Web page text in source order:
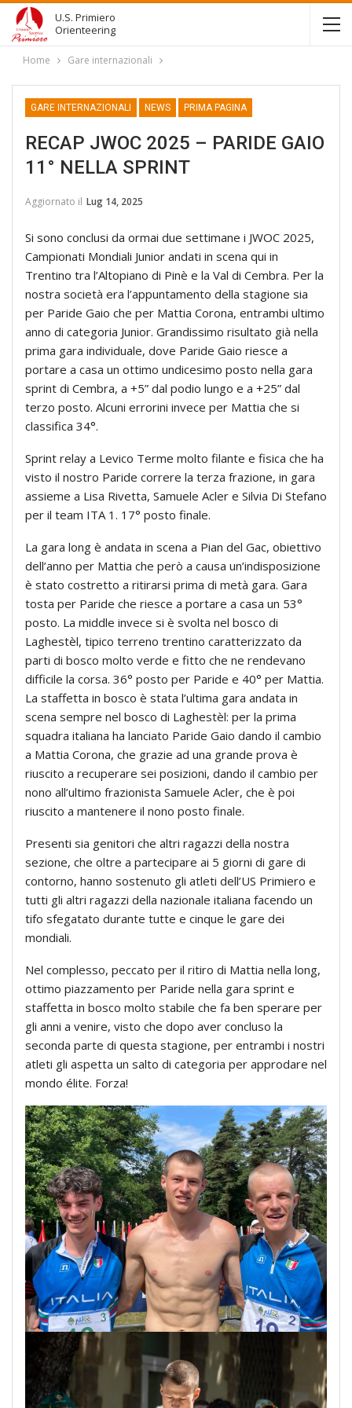
U.S. Primiero
Orienteering
Home Gare internazionali
GARE INTERNAZIONALI NEWS PRIMA PAGINA
RECAP JWOC 2025 – PARIDE GAIO
11° NELLA SPRINT
Aggiornato il Lug 14, 2025
Si sono conclusi da ormai due settimane i JWOC 2025,
Campionati Mondiali Junior andati in scena qui in
Trentino tra l’Altopiano di Pinè e la Val di Cembra. Per la
nostra società era l’appuntamento della stagione sia
per Paride Gaio che per Mattia Corona, entrambi ultimo
anno di categoria Junior. Grandissimo risultato già nella
prima gara individuale, dove Paride Gaio riesce a
portare a casa un ottimo undicesimo posto nella gara
sprint di Cembra, a +5” dal podio lungo e a +25” dal
terzo posto. Alcuni errorini invece per Mattia che si
classifica 34°.
Sprint relay a Levico Terme molto filante e fisica che ha
visto il nostro Paride correre la terza frazione, in gara
assieme a Lisa Rivetta, Samuele Acler e Silvia Di Stefano
per il team ITA 1. 17° posto finale.
La gara long è andata in scena a Pian del Gac, obiettivo
dell’anno per Mattia che però a causa un’indisposizione
è stato costretto a ritirarsi prima di metà gara. Gara
tosta per Paride che riesce a portare a casa un 53°
posto. La middle invece si è svolta nel bosco di
Laghestèl, tipico terreno trentino caratterizzato da
parti di bosco molto verde e fitto che ne rendevano
difficile la corsa. 36° posto per Paride e 40° per Mattia.
La staffetta in bosco è stata l’ultima gara andata in
scena sempre nel bosco di Laghestèl: per la prima
squadra italiana ha lanciato Paride Gaio dando il cambio
a Mattia Corona, che grazie ad una grande prova è
riuscito a recuperare sei posizioni, dando il cambio per
nono all’ultimo frazionista Samuele Acler, che è poi
riuscito a mantenere il nono posto finale.
Presenti sia genitori che altri ragazzi della nostra
sezione, che oltre a partecipare ai 5 giorni di gare di
contorno, hanno sostenuto gli atleti dell’US Primiero e
tutti gli altri ragazzi della nazionale italiana facendo un
tifo sfegatato durante tutte e cinque le gare dei
mondiali.
Nel complesso, peccato per il ritiro di Mattia nella long,
ottimo piazzamento per Paride nella gara sprint e
staffetta in bosco molto stabile che fa ben sperare per
gli anni a venire, visto che dopo aver concluso la
seconda parte di questa stagione, per entrambi i nostri
atleti gli aspetta un salto di categoria per approdare nel
mondo élite. Forza!